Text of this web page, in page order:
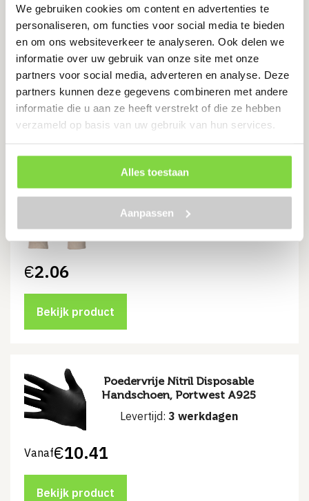
We gebruiken cookies om content en advertenties te
personaliseren, om functies voor social media te bieden
en om ons websiteverkeer te analyseren. Ook delen we
informatie over uw gebruik van onze site met onze
partners voor social media, adverteren en analyse. Deze
partners kunnen deze gegevens combineren met andere
informatie die u aan ze heeft verstrekt of die ze hebben
verzameld op basis van uw gebruik van hun services.
Alles toestaan
Aanpassen
Dermi Flex Ultra Pro Handschoen
– PU/Nitril Schuim, Portwest A354
Levertijd: 3 werkdagen
€3.87
Bekijk product
Portwest A400 | PVC Tricot
Manchet
€2.06
Bekijk product
Poedervrije Nitril Disposable
Handschoen, Portwest A925
Levertijd: 3 werkdagen
Vanaf€10.41
Bekijk product